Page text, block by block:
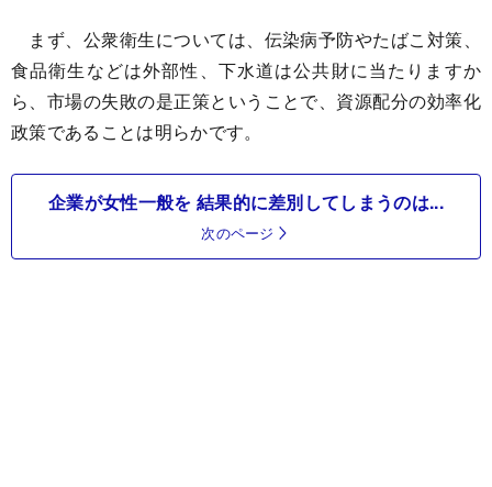
まず、公衆衛生については、伝染病予防やたばこ対策、
食品衛生などは外部性、下水道は公共財に当たりますか
ら、市場の失敗の是正策ということで、資源配分の効率化
政策であることは明らかです。
企業が女性一般を 結果的に差別してしまうのは...
次のページ